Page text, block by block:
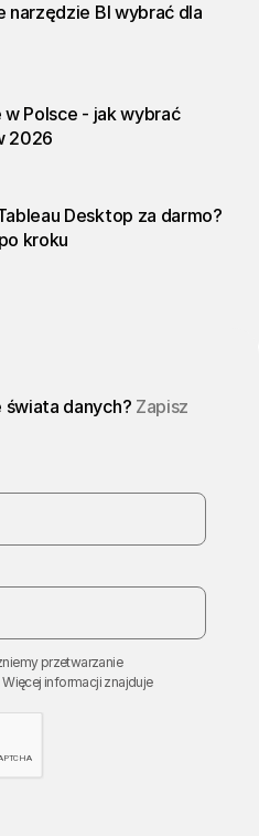
narzędzie BI wybrać dla
w Polsce - jak wybrać
2026
Desktop za darmo?
kroku
danych? Zapisz
przetwarzanie
informacji znajduje